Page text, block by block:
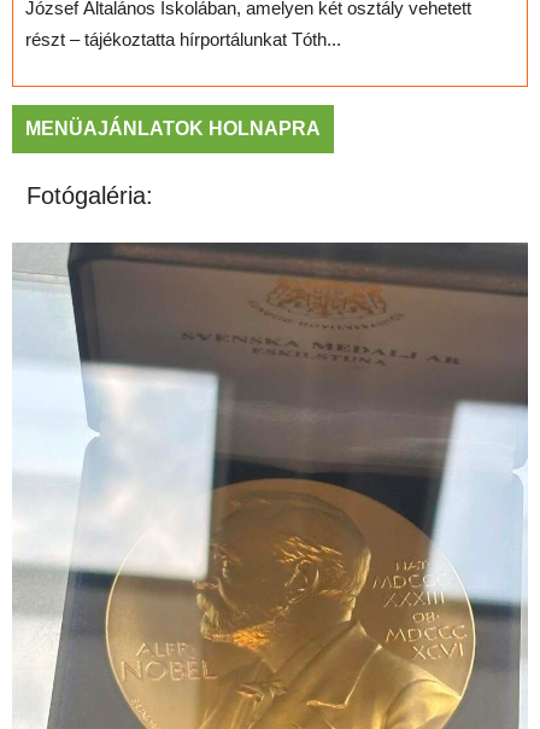
József Általános Iskolában, amelyen két osztály vehetett
részt – tájékoztatta hírportálunkat Tóth...
MENÜAJÁNLATOK HOLNAPRA
Fotógaléria: